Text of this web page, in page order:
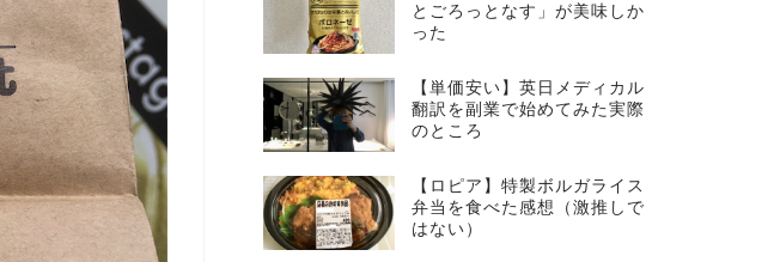
とごろっとなす」が美味しか
った
【単価安い】英日メディカル
翻訳を副業で始めてみた実際
のところ
【ロピア】特製ボルガライス
弁当を食べた感想（激推しで
はない）